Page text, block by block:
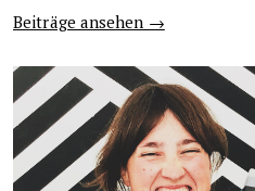
Beiträge ansehen →